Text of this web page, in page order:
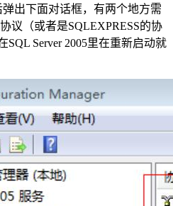
弹出下面对话框，有两个地方需
议（或者是SQLEXPRESS的协
Server 2005里在重新启动就